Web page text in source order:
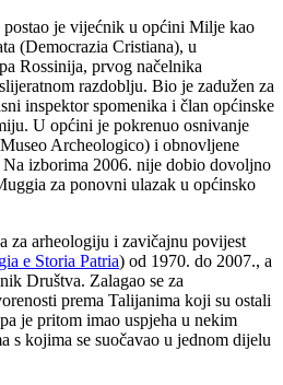
je vijećnik u općini Milje kao
(Democrazia Cristiana), u
Rossinija, prvog načelnika
razdoblju. Bio je zadužen za
inspektor spomenika i član općinske
U općini je pokrenuo osnivanje
Archeologico) i obnovljene
izborima 2006. nije dobio dovoljno
za ponovni ulazak u općinsko
za arheologiju i zavičajnu povijest
e Storia Patria) od 1970. do 2007., a
Društva. Zalagao se za
prema Talijanima koji su ostali
je pritom imao uspjeha u nekim
s kojima se suočavao u jednom dijelu